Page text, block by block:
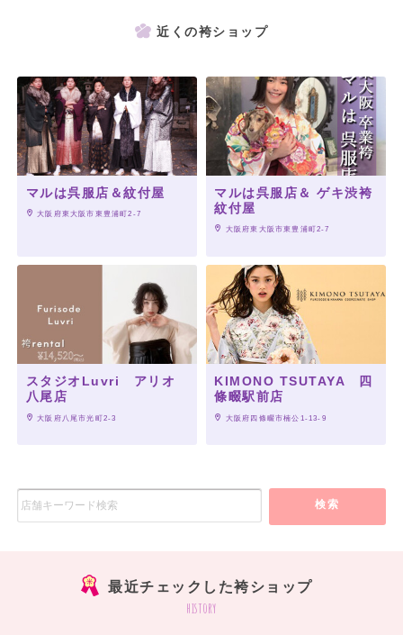
近くの袴ショップ
マルは呉服店＆紋付屋
大阪府東大阪市東豊浦町2-7
マルは呉服店＆ ゲキ渋袴
紋付屋
大阪府東大阪市東豊浦町2-7
スタジオLuvri アリオ
八尾店
大阪府八尾市光町2-3
KIMONO TSUTAYA 四
條畷駅前店
大阪府四條畷市楠公1-13-9
検索
最近チェックした袴ショップ
history